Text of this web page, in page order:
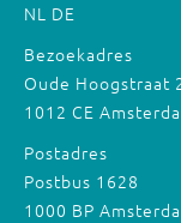
NL DE
Bezoekadres
Oude Hoogstraat
1012 CE
Postadres
Postbus 1628
1000 BP